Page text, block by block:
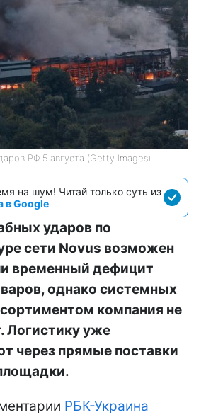
РФ 5 августа (Getty Images)
на шум! Читай только суть из
в Google
ударов по
сети Novus возможен
временный дефицит
однако системных
компания не
Логистику уже
через прямые поставки
РБК-Украина